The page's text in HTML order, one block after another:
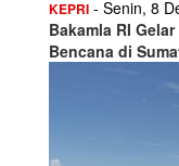
KEPRI - Senin, 8
Bakamla RI
Bencana di